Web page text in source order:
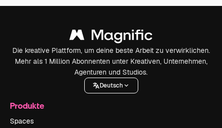
Die kreative Plattform, um deine beste Arbeit zu verwirklichen.
Mehr als 1 Million Abonnenten unter Kreativen, Unternehmen,
Agenturen und Studios.
Deutsch
Produkte
Spaces